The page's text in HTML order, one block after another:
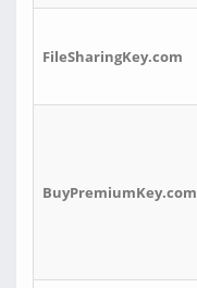
FileSharingKey.com
BuyPremiumKey.com